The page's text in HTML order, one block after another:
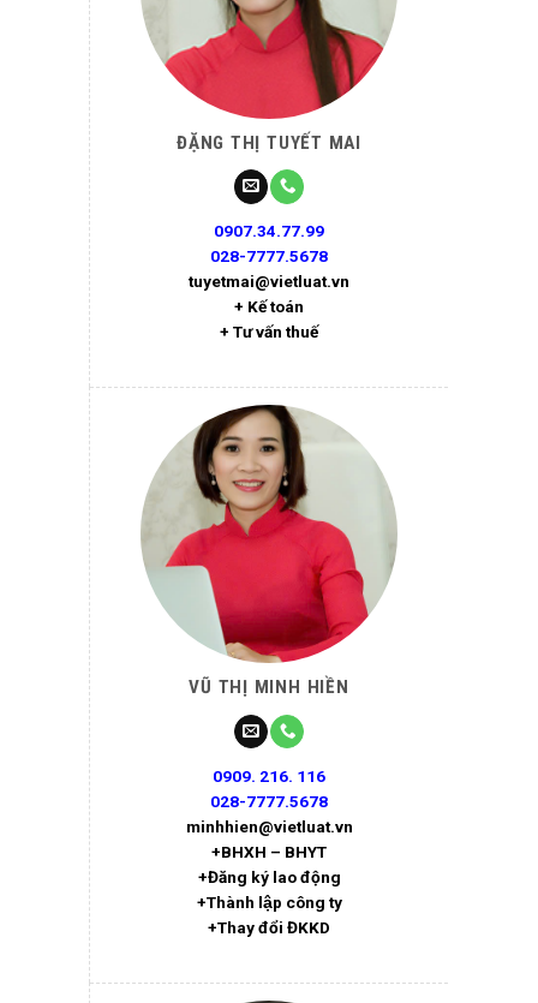
ĐẶNG THỊ TUYẾT MAI
0907.34.77.99
028-7777.5678
tuyetmai@vietluat.vn
+ Kế toán
+ Tư vấn thuế
VŨ THỊ MINH HIỀN
0909. 216. 116
028-7777.5678
minhhien@vietluat.vn
+BHXH – BHYT
+Đăng ký lao động
+Thành lập công ty
+Thay đổi ĐKKD